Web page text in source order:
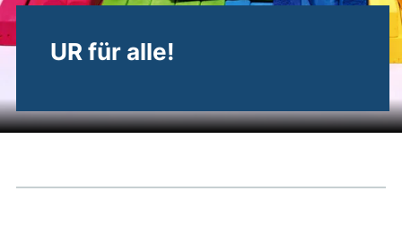
UR für alle!